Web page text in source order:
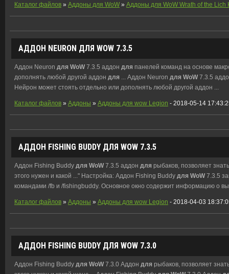
Каталог файлов » Аддоны для WoW » Аддоны для WoW Wrath of the Lich
АДДОН NEURON ДЛЯ WOW 7.3.5
Аддон Neuron для WoW 7.3.5 аддон для панелей команд на основе
дополнять любой другой аддон для ... Аддон Neuron для WoW 7.3.5
Нейрон может стоять отдельно или дополнять любой другой аддон ...
Каталог файлов » Аддоны » Аддоны для wow Legion - 2018-05-14
АДДОН FISHING BUDDY ДЛЯ WOW 7.3.5
Аддон Fishing Buddy для WoW 7.3.5 аддон для рыбаков, позволяет
этого нужен и какой ..." Настройка: Аддон Fishing Buddy для WoW 7.3.5
командами /fb и /fishingbuddy. Основное окно содержит информацию о
Каталог файлов » Аддоны » Аддоны для wow Legion - 2018-04-03
АДДОН FISHING BUDDY ДЛЯ WOW 7.3.0
Аддон Fishing Buddy для WoW 7.3.0 Аддон для рыбаков, позволяет